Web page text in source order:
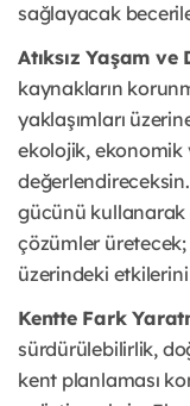
sağlayacak
Atıksız Yaşam
kaynakların
yaklaşımları
ekolojik, ekonomik
gücünü kullanarak
çözümler üretecek;
üzerindeki
Kentte Fark
sürdürülebilirlik,
kent planlaması